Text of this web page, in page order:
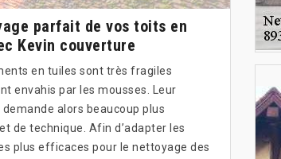
parfait de vos toits en
Kevin couverture
en tuiles sont très fragiles
envahis par les mousses. Leur
alors beaucoup plus
de technique. Afin d’adapter les
plus efficaces pour le nettoyage des